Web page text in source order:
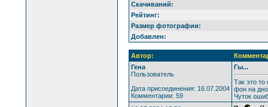
Скачиваний:
Рейтинг:
Размер фотографии:
Добавлен:
Автор:
Гена
Пользователь
Дата присоединения: 16.07.2004
Комментарии: 59
Гы...
Так это
фон на
Чуток